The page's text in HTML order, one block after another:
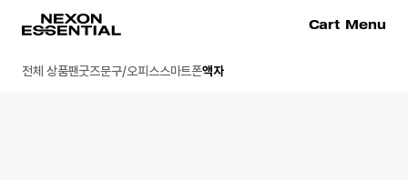
전체 상품팬굿즈문구/오피스스마트폰액자
Cart Menu